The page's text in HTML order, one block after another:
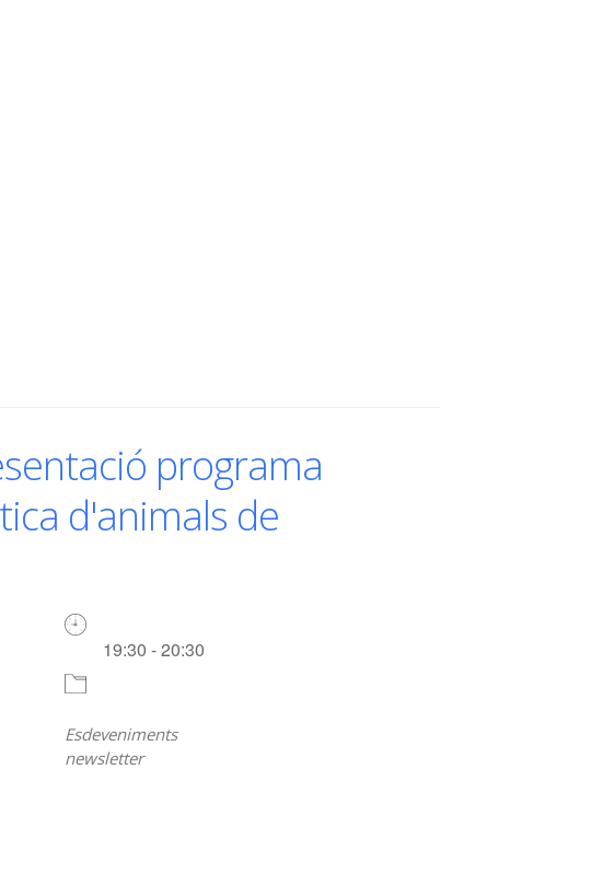
programa
d'animals de
19:30 - 20:30
Esdeveniments
newsletter